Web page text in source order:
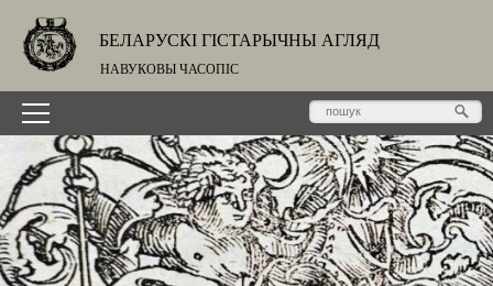
БЕЛАРУСКІ ГІСТАРЫЧНЫ АГЛЯД
НАВУКОВЫ ЧАСОПІС